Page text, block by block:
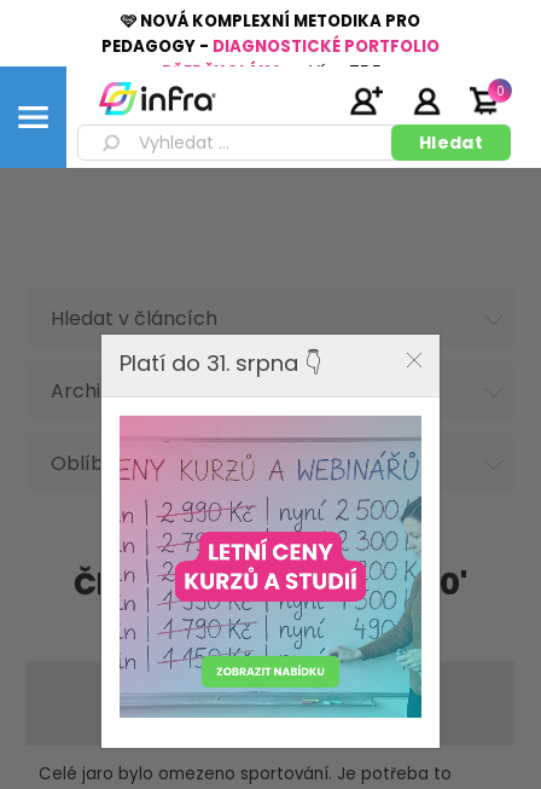
🩷 NOVÁ KOMPLEXNÍ METODIKA PRO
PEDAGOGY - DIAGNOSTICKÉ PORTFOLIO
PŘEDŠKOLÁKA
Více ZDE
0
Hledat v článcích
Archiv článků
Oblíbená hesla
Články - příspěvky '2020'
'červen'
SPORTUJEME S KAFOMETÍKEM
-středa 10. června 2020
Celé jaro bylo omezeno sportování. Je potřeba to
Platí do 31. srpna 👇